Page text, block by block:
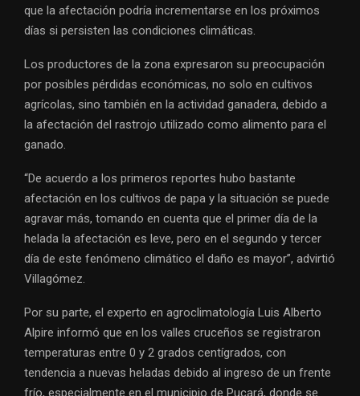
que la afectación podría incrementarse en los próximos
días si persisten las condiciones climáticas.
Los productores de la zona expresaron su preocupación
por posibles pérdidas económicas, no solo en cultivos
agrícolas, sino también en la actividad ganadera, debido a
la afectación del rastrojo utilizado como alimento para el
ganado.
“De acuerdo a los primeros reportes hubo bastante
afectación en los cultivos de papa y la situación se puede
agravar más, tomando en cuenta que el primer día de la
helada la afectación es leve, pero en el segundo y tercer
día de este fenómeno climático el daño es mayor”, advirtió
Villagómez.
Por su parte, el experto en agroclimatología Luis Alberto
Alpire informó que en los valles cruceños se registraron
temperaturas entre 0 y 2 grados centígrados, con
tendencia a nuevas heladas debido al ingreso de un frente
frío, especialmente en el municipio de Pucará, donde se